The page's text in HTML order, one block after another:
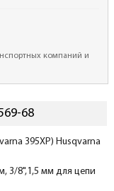
компаний и
68
395ХР) Husqvarna
3/8",1,5 мм для цепи